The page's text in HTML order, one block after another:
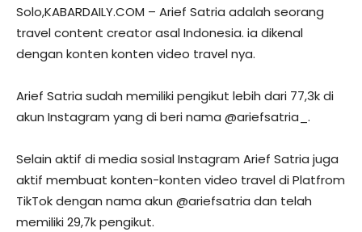
Solo,KABARDAILY.COM – Arief Satria adalah seorang
travel content creator asal Indonesia. ia dikenal
dengan konten konten video travel nya.
Arief Satria sudah memiliki pengikut lebih dari 77,3k di
akun Instagram yang di beri nama @ariefsatria_.
Selain aktif di media sosial Instagram Arief Satria juga
aktif membuat konten-konten video travel di Platfrom
TikTok dengan nama akun @ariefsatria dan telah
memiliki 29,7k pengikut.